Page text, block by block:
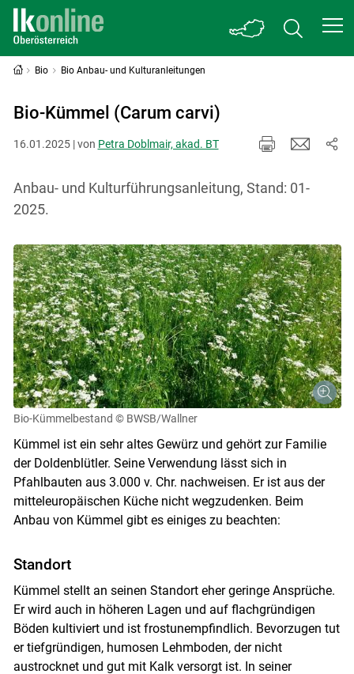
Bio Bio Anbau- und Kulturanleitungen
Bio-Kümmel (Carum carvi)
16.01.2025 | von Petra Doblmair, akad. BT
Anbau- und Kulturführungsanleitung, Stand: 01-
2025.
Bio-Kümmelbestand © BWSB/Wallner
Kümmel ist ein sehr altes Gewürz und gehört zur Familie
der Doldenblütler. Seine Verwendung lässt sich in
Pfahlbauten aus 3.000 v. Chr. nachweisen. Er ist aus der
mitteleuropäischen Küche nicht wegzudenken. Beim
Anbau von Kümmel gibt es einiges zu beachten:
Standort
Kümmel stellt an seinen Standort eher geringe Ansprüche.
Er wird auch in höheren Lagen und auf flachgründigen
Böden kultiviert und ist frostunempfindlich. Bevorzugen tut
er tiefgründigen, humosen Lehmboden, der nicht
austrocknet und gut mit Kalk versorgt ist. In seiner